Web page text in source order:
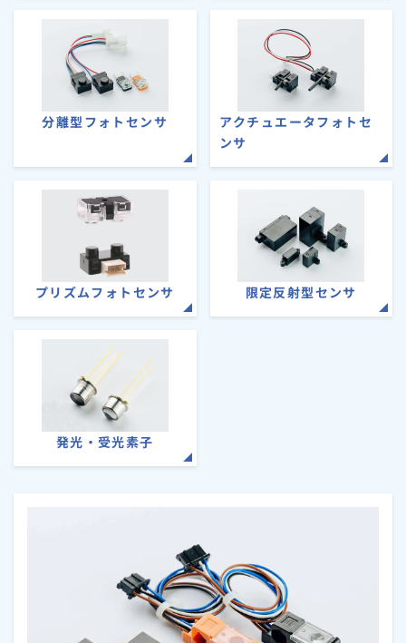
分離型フォトセンサ
アクチュエータフォトセ
ンサ
プリズムフォトセンサ 限定反射型センサ
発光・受光素子